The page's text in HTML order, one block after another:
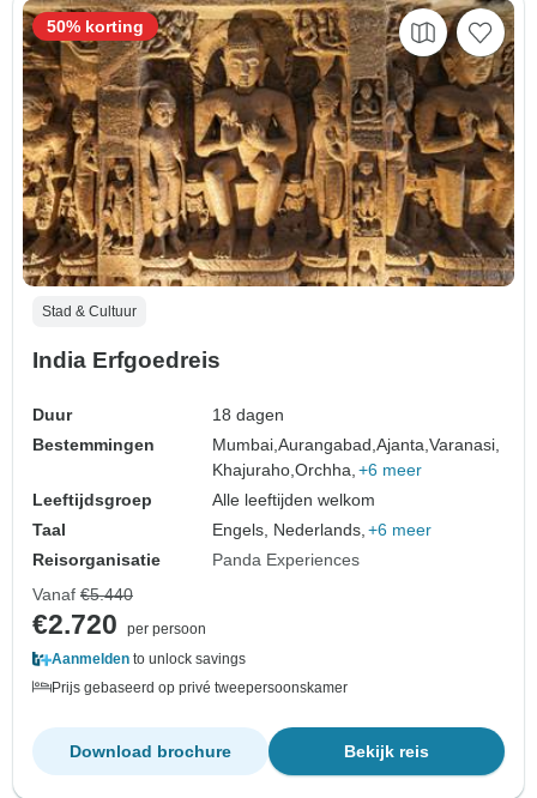
Stad & Cultuur
India Erfgoedreis
Duur
18 dagen
Bestemmingen
Mumbai,Aurangabad,Ajanta,Varanasi,
Khajuraho,Orchha, +6 meer
Leeftijdsgroep
Alle leeftijden welkom
Taal
Engels, Nederlands, +6 meer
Reisorganisatie
Panda Experiences
50% korting
Vanaf €5.440
€2.720
per persoon
Aanmelden to unlock savings
Prijs gebaseerd op privé tweepersoonskamer
Bekijk reis
Download brochure